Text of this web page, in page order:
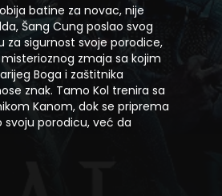
batine za novac, nije
Šang Cung poslao svog
za sigurnost svoje porodice,
zmaja sa kojim
Boga i zaštitnika
znak. Tamo Kol trenira sa
Kanom, dok se priprema
porodicu, već da